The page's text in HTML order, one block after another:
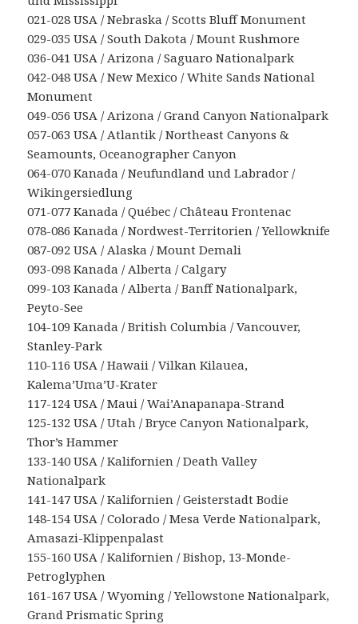
021-028 USA / Nebraska / Scotts Bluff Monument
029-035 USA / South Dakota / Mount Rushmore
036-041 USA / Arizona / Saguaro Nationalpark
042-048 USA / New Mexico / White Sands National
Monument
049-056 USA / Arizona / Grand Canyon Nationalpark
057-063 USA / Atlantik / Northeast Canyons &
Seamounts, Oceanographer Canyon
064-070 Kanada / Neufundland und Labrador /
Wikingersiedlung
071-077 Kanada / Québec / Château Frontenac
078-086 Kanada / Nordwest-Territorien / Yellowknife
087-092 USA / Alaska / Mount Demali
093-098 Kanada / Alberta / Calgary
099-103 Kanada / Alberta / Banff Nationalpark,
Peyto-See
104-109 Kanada / British Columbia / Vancouver,
Stanley-Park
110-116 USA / Hawaii / Vilkan Kilauea,
Kalema’Uma’U-Krater
117-124 USA / Maui / Wai’Anapanapa-Strand
125-132 USA / Utah / Bryce Canyon Nationalpark,
Thor’s Hammer
133-140 USA / Kalifornien / Death Valley
Nationalpark
141-147 USA / Kalifornien / Geisterstadt Bodie
148-154 USA / Colorado / Mesa Verde Nationalpark,
Amasazi-Klippenpalast
155-160 USA / Kalifornien / Bishop, 13-Monde-
Petroglyphen
161-167 USA / Wyoming / Yellowstone Nationalpark,
Grand Prismatic Spring